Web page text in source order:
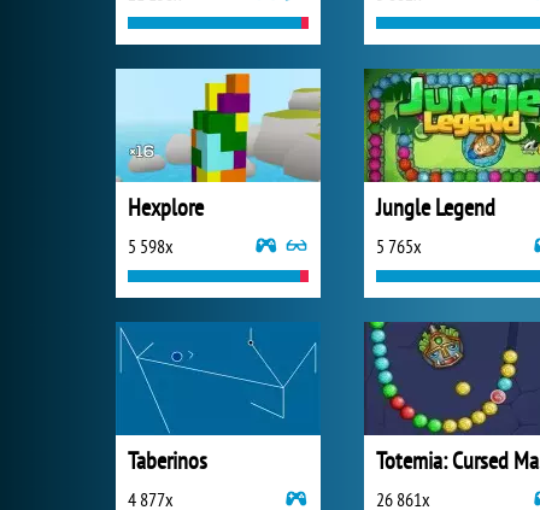
Hexplore
5 598x
Jungle Legend
5 765x
Taberinos
4 877x 26 861x